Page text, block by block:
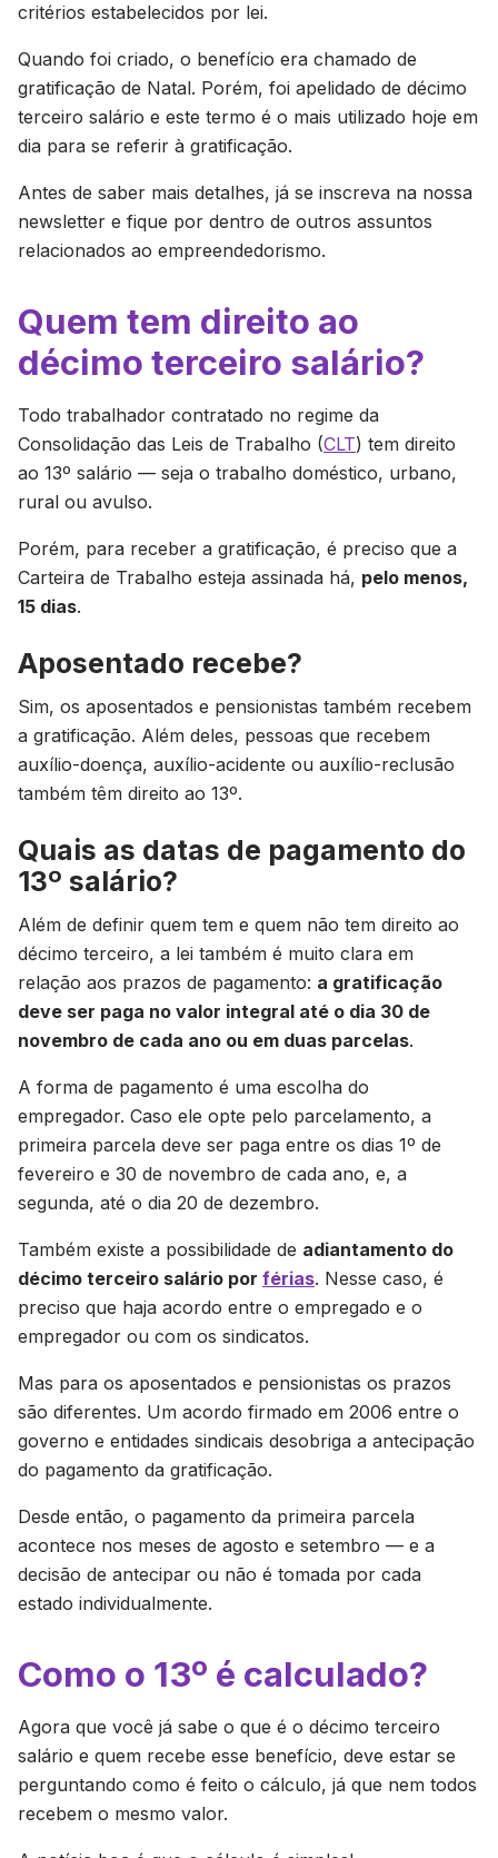
critérios estabelecidos por lei.
Quando foi criado, o benefício era chamado de
gratificação de Natal. Porém, foi apelidado de décimo
terceiro salário e este termo é o mais utilizado hoje em
dia para se referir à gratificação.
Antes de saber mais detalhes, já se inscreva na nossa
newsletter e fique por dentro de outros assuntos
relacionados ao empreendedorismo.
Quem tem direito ao
décimo terceiro salário?
Todo trabalhador contratado no regime da
Consolidação das Leis de Trabalho (CLT) tem direito
ao 13º salário — seja o trabalho doméstico, urbano,
rural ou avulso.
Porém, para receber a gratificação, é preciso que a
Carteira de Trabalho esteja assinada há, pelo menos,
15 dias.
Aposentado recebe?
Sim, os aposentados e pensionistas também recebem
a gratificação. Além deles, pessoas que recebem
auxílio-doença, auxílio-acidente ou auxílio-reclusão
também têm direito ao 13º.
Quais as datas de pagamento do
13º salário?
Além de definir quem tem e quem não tem direito ao
décimo terceiro, a lei também é muito clara em
relação aos prazos de pagamento: a gratificação
deve ser paga no valor integral até o dia 30 de
novembro de cada ano ou em duas parcelas.
A forma de pagamento é uma escolha do
empregador. Caso ele opte pelo parcelamento, a
primeira parcela deve ser paga entre os dias 1º de
fevereiro e 30 de novembro de cada ano, e, a
segunda, até o dia 20 de dezembro.
Também existe a possibilidade de adiantamento do
décimo terceiro salário por férias. Nesse caso, é
preciso que haja acordo entre o empregado e o
empregador ou com os sindicatos.
Mas para os aposentados e pensionistas os prazos
são diferentes. Um acordo firmado em 2006 entre o
governo e entidades sindicais desobriga a antecipação
do pagamento da gratificação.
Desde então, o pagamento da primeira parcela
acontece nos meses de agosto e setembro — e a
decisão de antecipar ou não é tomada por cada
estado individualmente.
Como o 13º é calculado?
Agora que você já sabe o que é o décimo terceiro
salário e quem recebe esse benefício, deve estar se
perguntando como é feito o cálculo, já que nem todos
recebem o mesmo valor.